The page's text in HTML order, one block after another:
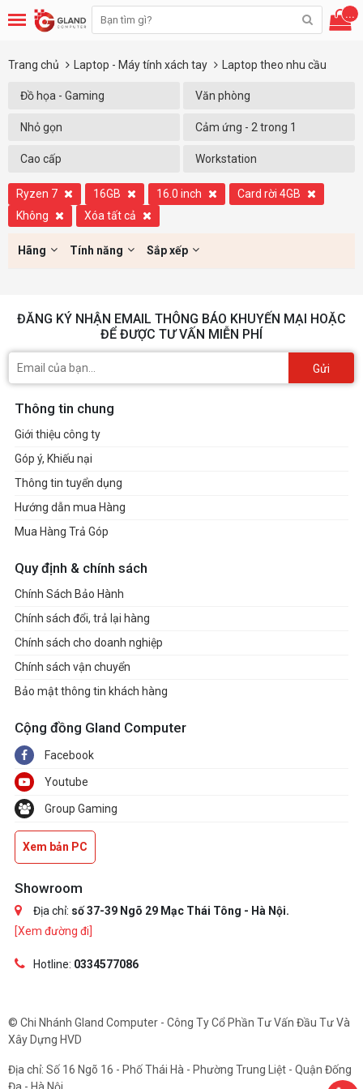
...
Trang chủ Laptop - Máy tính xách tay Laptop theo nhu cầu
Đồ họa - Gaming Văn phòng
Nhỏ gọn Cảm ứng - 2 trong 1
Cao cấp Workstation
Ryzen 7 16GB 16.0 inch
Card rời 4GB
Không
Xóa tất cả
Hãng Tính năng Sắp xếp
ĐĂNG KÝ NHẬN EMAIL THÔNG BÁO KHUYẾN MẠI HOẶC
ĐỂ ĐƯỢC TƯ VẤN MIỄN PHÍ
Gửi
Thông tin chung
Giới thiệu công ty
Góp ý, Khiếu nại
Thông tin tuyển dụng
Hướng dẫn mua Hàng
Mua Hàng Trả Góp
Quy định & chính sách
Chính Sách Bảo Hành
Chính sách đổi, trả lại hàng
Chính sách cho doanh nghiệp
Chính sách vận chuyển
Bảo mật thông tin khách hàng
Cộng đồng Gland Computer
Facebook
Youtube
Group Gaming
Xem bản PC
Showroom
Địa chỉ: số 37-39 Ngõ 29 Mạc Thái Tông - Hà Nội.
[Xem đường đi]
Hotline: 0334577086
© Chi Nhánh Gland Computer - Công Ty Cổ Phần Tư Vấn Đầu Tư Và
Xây Dựng HVD
Địa chỉ: Số 16 Ngõ 16 - Phố Thái Hà - Phường Trung Liệt - Quận Đống